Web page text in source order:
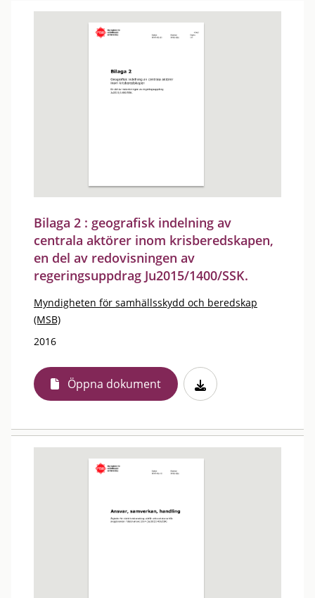
Bilaga 2 : geografisk indelning av
centrala aktörer inom krisberedskapen,
en del av redovisningen av
regeringsuppdrag Ju2015/1400/SSK.
Myndigheten för samhällsskydd och beredskap
(MSB)
2016
Öppna dokument